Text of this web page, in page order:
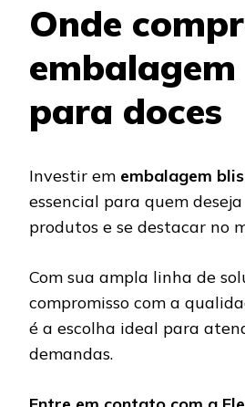
Onde
para doces
Investir em embalagem
essencial para quem
produtos e se destacar no
Com sua ampla linha de
compromisso com a
é a escolha ideal para
demandas.